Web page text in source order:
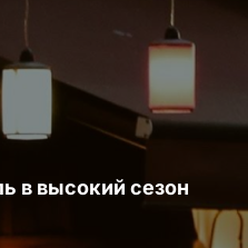
в высокий сезон